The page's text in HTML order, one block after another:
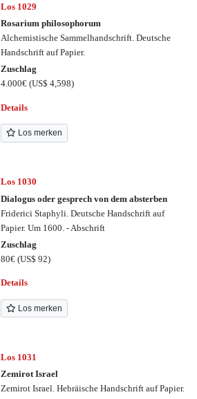
Los 1029
Rosarium philosophorum
Alchemistische Sammelhandschrift. Deutsche
Handschrift auf Papier.
Zuschlag
4.000€(US$ 4,598)
Details
Los merken
Los 1030
Dialogus oder gesprech von dem absterben
Friderici Staphyli. Deutsche Handschrift auf
Papier. Um 1600. - Abschrift
Zuschlag
80€(US$ 92)
Details
Los merken
Los 1031
Zemirot Israel
Zemirot Israel. Hebräische Handschrift auf Papier.